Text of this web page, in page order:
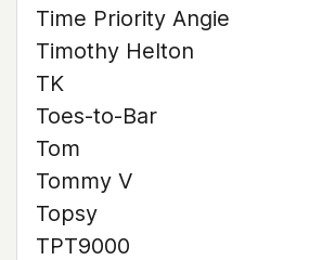
Time Priority Angie
Timothy Helton
TK
Toes-to-Bar
Tom
Tommy V
Topsy
TPT9000